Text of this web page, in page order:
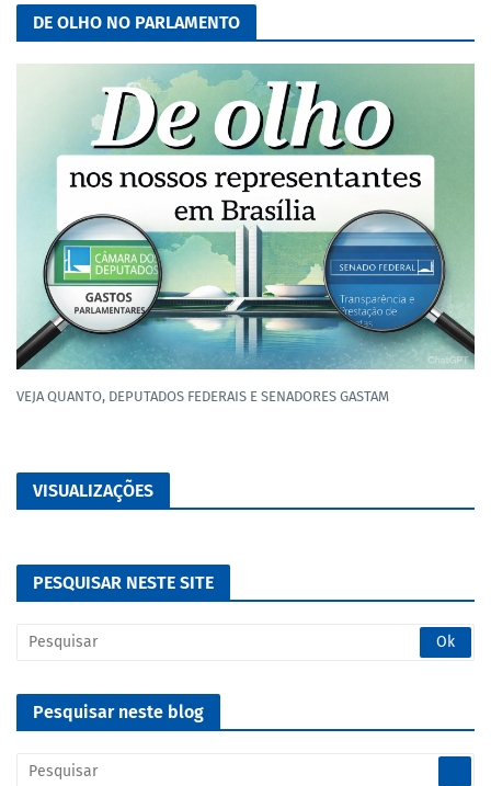
DE OLHO NO PARLAMENTO
VEJA QUANTO, DEPUTADOS FEDERAIS E SENADORES GASTAM
VISUALIZAÇÕES
PESQUISAR NESTE SITE
Pesquisar neste blog